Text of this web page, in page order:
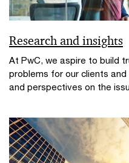
Research and insights
At PwC, we aspire to build
problems for our clients
and perspectives on the